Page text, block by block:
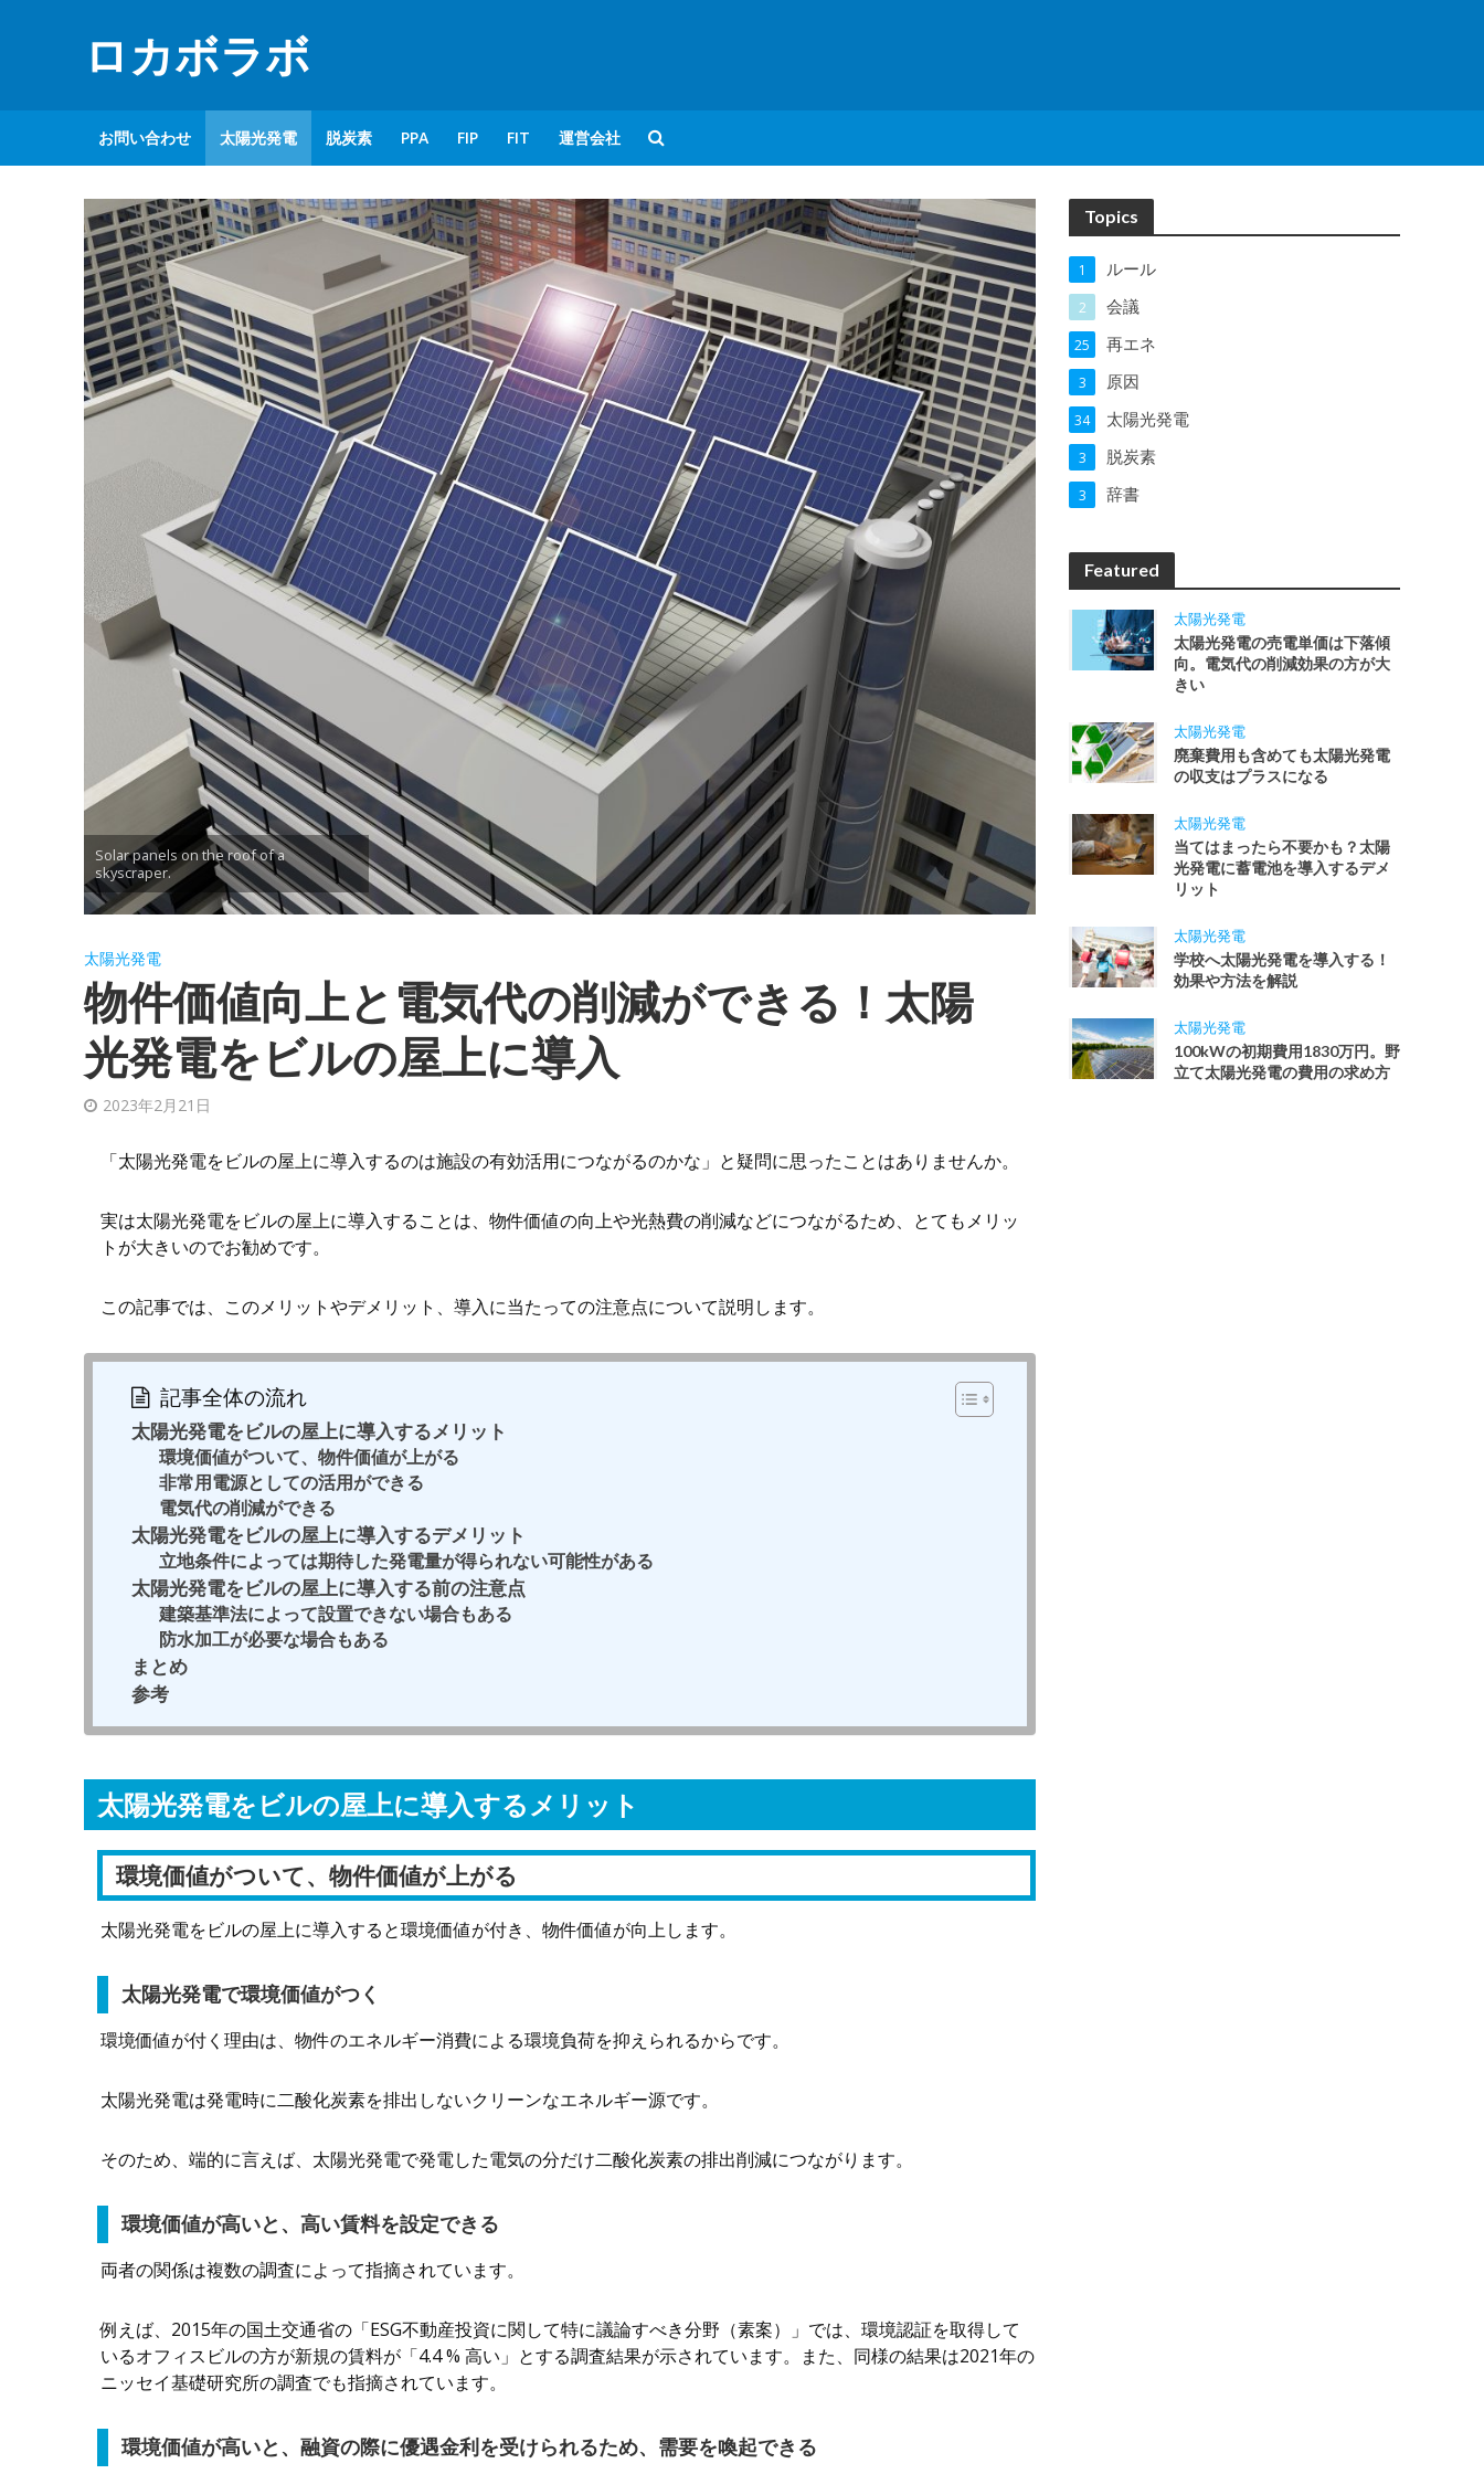
ロカボラボ
お問い合わせ 太陽光発電 脱炭素 PPA FIP FIT 運営会社
Solar panels on the roof of a
skyscraper.
太陽光発電
物件価値向上と電気代の削減ができる！太陽
光発電をビルの屋上に導入
2023年2月21日
「太陽光発電をビルの屋上に導入するのは施設の有効活用につながるのかな」と疑問に思ったことはありませんか。
実は太陽光発電をビルの屋上に導入することは、物件価値の向上や光熱費の削減などにつながるため、とてもメリッ
トが大きいのでお勧めです。
この記事では、このメリットやデメリット、導入に当たっての注意点について説明します。
記事全体の流れ
太陽光発電をビルの屋上に導入するメリット
環境価値がついて、物件価値が上がる
非常用電源としての活用ができる
電気代の削減ができる
太陽光発電をビルの屋上に導入するデメリット
立地条件によっては期待した発電量が得られない可能性がある
太陽光発電をビルの屋上に導入する前の注意点
建築基準法によって設置できない場合もある
防水加工が必要な場合もある
まとめ
参考
太陽光発電をビルの屋上に導入するメリット
環境価値がついて、物件価値が上がる
太陽光発電をビルの屋上に導入すると環境価値が付き、物件価値が向上します。
太陽光発電で環境価値がつく
環境価値が付く理由は、物件のエネルギー消費による環境負荷を抑えられるからです。
太陽光発電は発電時に二酸化炭素を排出しないクリーンなエネルギー源です。
そのため、端的に言えば、太陽光発電で発電した電気の分だけ二酸化炭素の排出削減につながります。
環境価値が高いと、高い賃料を設定できる
両者の関係は複数の調査によって指摘されています。
例えば、2015年の国土交通省の「ESG不動産投資に関して特に議論すべき分野（素案）」では、環境認証を取得して
いるオフィスビルの方が新規の賃料が「4.4 % 高い」とする調査結果が示されています。また、同様の結果は2021年の
ニッセイ基礎研究所の調査でも指摘されています。
環境価値が高いと、融資の際に優遇金利を受けられるため、需要を喚起できる
Topics
ルール
1
会議
2
再エネ
25
原因
3
太陽光発電
34
脱炭素
3
辞書
3
Featured
太陽光発電
太陽光発電の売電単価は下落傾
向。電気代の削減効果の方が大
きい
太陽光発電
廃棄費用も含めても太陽光発電
の収支はプラスになる
太陽光発電
当てはまったら不要かも？太陽
光発電に蓄電池を導入するデメ
リット
太陽光発電
学校へ太陽光発電を導入する！
効果や方法を解説
太陽光発電
100kWの初期費用1830万円。野
立て太陽光発電の費用の求め方